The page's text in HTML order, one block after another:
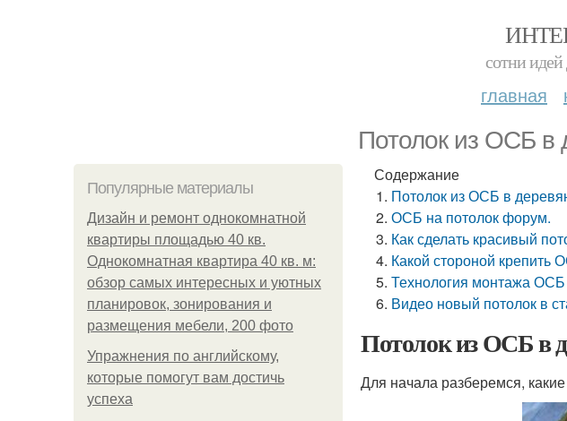
сотни
главная
Потолок из ОСБ
Популярные материалы
Дизайн и ремонт однокомнатной
квартиры площадью 40 кв.
Однокомнатная квартира 40 кв. м:
обзор самых интересных и уютных
планировок, зонирования и
размещения мебели, 200 фото
Упражнения по английскому,
которые помогут вам достичь
успеха
Содержание
Потолок из ОСБ в
ОСБ на потолок форум.
Как сделать красивый
Какой стороной крепить
Технология монтажа
Видео новый потолок в
Потолок из ОСБ в
Для начала разберемся,